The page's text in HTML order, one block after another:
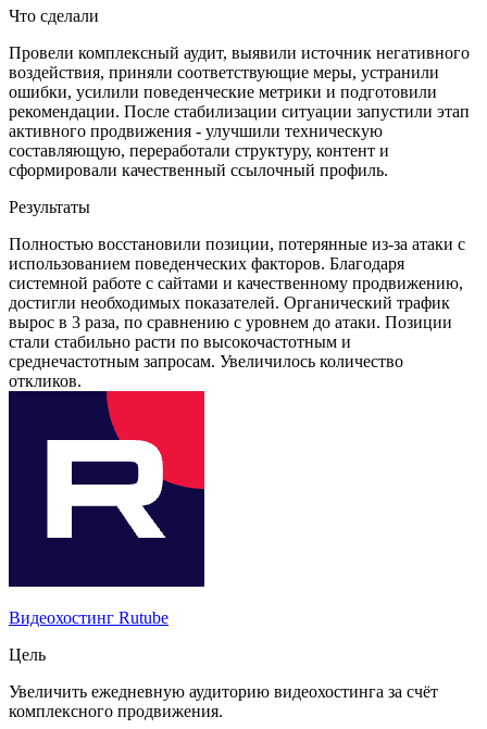
Что сделали
Провели комплексный аудит, выявили источник негативного
воздействия, приняли соответствующие меры, устранили
ошибки, усилили поведенческие метрики и подготовили
рекомендации. После стабилизации ситуации запустили этап
активного продвижения - улучшили техническую
составляющую, переработали структуру, контент и
сформировали качественный ссылочный профиль.
Результаты
Полностью восстановили позиции, потерянные из-за атаки с
использованием поведенческих факторов. Благодаря
системной работе с сайтами и качественному продвижению,
достигли необходимых показателей. Органический трафик
вырос в 3 раза, по сравнению с уровнем до атаки. Позиции
стали стабильно расти по высокочастотным и
среднечастотным запросам. Увеличилось количество
откликов.
Видеохостинг Rutube
Цель
Увеличить ежедневную аудиторию видеохостинга за счёт
комплексного продвижения.